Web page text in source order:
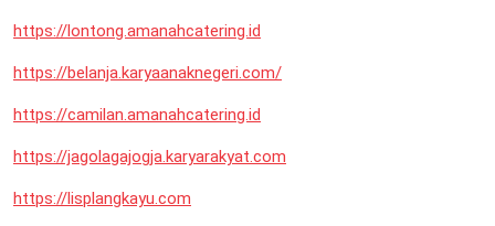
https://lontong.amanahcatering.id
https://belanja.karyaanaknegeri.com/
https://camilan.amanahcatering.id
https://jagolagajogja.karyarakyat.com
https://lisplangkayu.com